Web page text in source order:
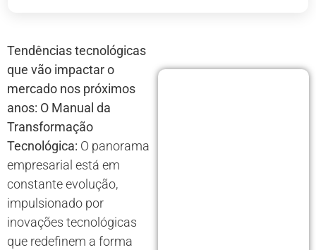
Tendências tecnológicas
que vão impactar o
mercado nos próximos
anos: O Manual da
Transformação
Tecnológica: O panorama
empresarial está em
constante evolução,
impulsionado por
inovações tecnológicas
que redefinem a forma